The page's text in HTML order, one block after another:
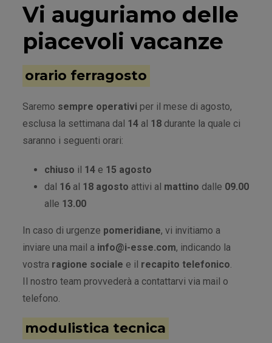
Vi auguriamo delle
piacevoli vacanze
orario ferragosto
Saremo sempre operativi per il mese di agosto,
esclusa la settimana dal 14 al 18 durante la quale ci
saranno i seguenti orari:
chiuso il 14 e 15 agosto
dal 16 al 18 agosto attivi al mattino dalle 09.00
alle 13.00
In caso di urgenze pomeridiane, vi invitiamo a
inviare una mail a info@i-esse.com, indicando la
vostra ragione sociale e il recapito telefonico
Il nostro team provvederà a contattarvi via mail o
telefono.
modulistica tecnica